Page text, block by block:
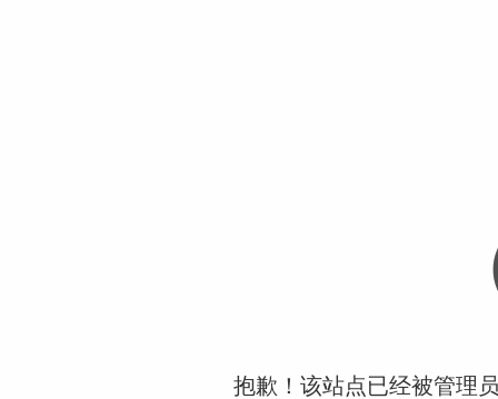
抱歉！该站点已经被管理